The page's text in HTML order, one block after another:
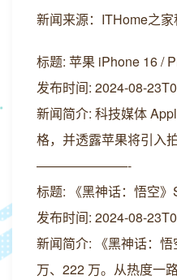
新闻来源：ITHome之
标题: 苹果 iPhone 16 /
发布时间: 2024-08-
新闻简介: 科技媒体
格，并透露苹果将引入
———————-
标题: 《黑神话：悟空
发布时间: 2024-08-
新闻简介: 《黑神话：
万、222 万。从热度一